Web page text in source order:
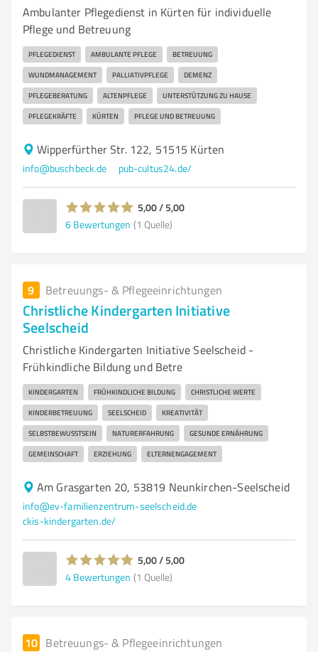
Ambulanter Pflegedienst in Kürten für individuelle
Pflege und Betreuung
PFLEGEDIENST AMBULANTE PFLEGE BETREUUNG
WUNDMANAGEMENT PALLIATIVPFLEGE DEMENZ
PFLEGEBERATUNG ALTENPFLEGE UNTERSTÜTZUNG ZU HAUSE
PFLEGEKRÄFTE KÜRTEN PFLEGE UND BETREUUNG
Wipperfürther Str. 122, 51515 Kürten
info@buschbeck.de pub-cultus24.de/
5,00 / 5,00
6 Bewertungen (1 Quelle)
9 Betreuungs- & Pflegeeinrichtungen
Christliche Kindergarten Initiative
Seelscheid
Christliche Kindergarten Initiative Seelscheid -
Frühkindliche Bildung und Betre
KINDERGARTEN FRÜHKINDLICHE BILDUNG CHRISTLICHE WERTE
KINDERBETREUUNG SEELSCHEID KREATIVITÄT
SELBSTBEWUSSTSEIN NATURERFAHRUNG GESUNDE ERNÄHRUNG
GEMEINSCHAFT ERZIEHUNG ELTERNENGAGEMENT
Am Grasgarten 20, 53819 Neunkirchen-Seelscheid
info@ev-familienzentrum-seelscheid.de
ckis-kindergarten.de/
5,00 / 5,00
4 Bewertungen (1 Quelle)
10 Betreuungs- & Pflegeeinrichtungen